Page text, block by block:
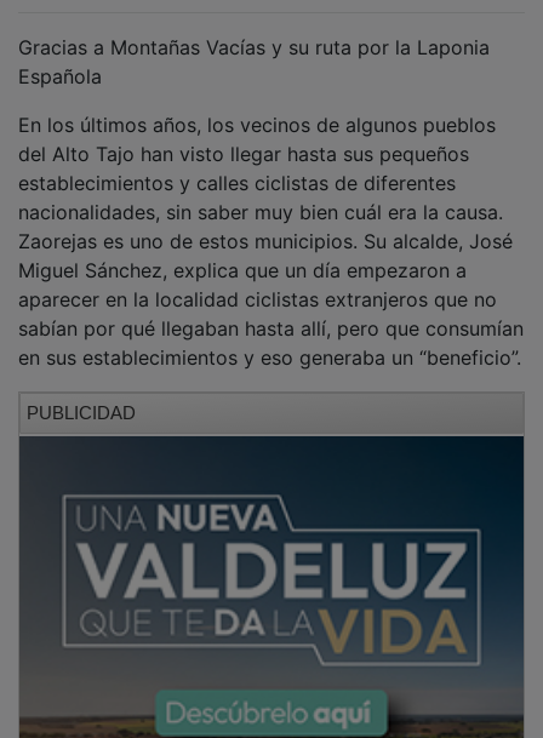
Española
del Alto Tajo han visto llegar hasta sus pequeños
establecimientos y calles ciclistas de diferentes
nacionalidades, sin saber muy bien cuál era la causa.
Zaorejas es uno de estos municipios. Su alcalde, José
Miguel Sánchez, explica que un día empezaron a
aparecer en la localidad ciclistas extranjeros que no
sabían por qué llegaban hasta allí, pero que consumían
en sus establecimientos y eso generaba un “beneficio”.